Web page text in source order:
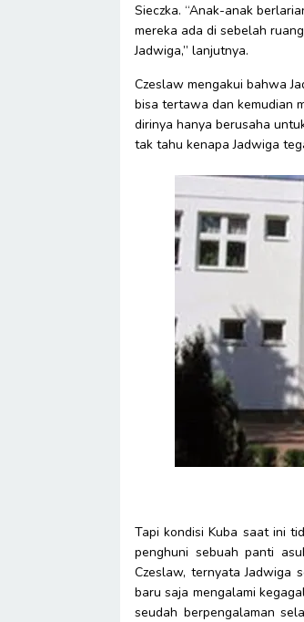
Sieczka. “Anak-anak
mereka ada di sebelah
Jadwiga,” lanjutnya.
Czeslaw mengakui bahwa
bisa tertawa dan kemudian
dirinya hanya berusaha
tak tahu kenapa Jadwiga
Tapi kondisi Kuba saat ini
penghuni sebuah panti
Czeslaw, ternyata Jadwiga
baru saja mengalami
seudah berpengalaman